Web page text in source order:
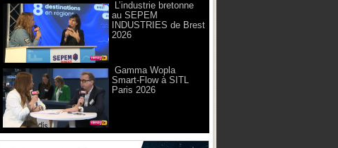
L’industrie bretonne
au SEPEM
INDUSTRIES de Brest
2026
Gamma Wopla
Smart-Flow à SITL
Paris 2026